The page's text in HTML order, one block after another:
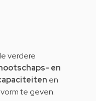
verdere
en
en
te geven.